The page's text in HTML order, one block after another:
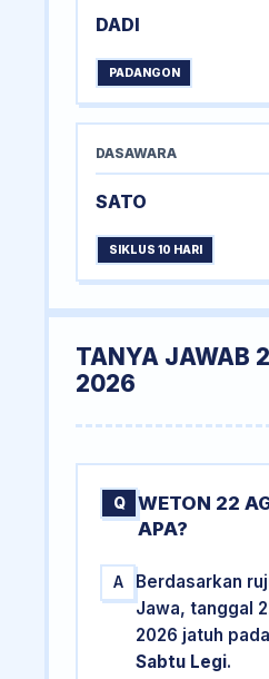
DADI
PADANGON
DASAWARA
SATO
SIKLUS 10 HARI
TANYA JAWAB
2026
Q
WETON 22
APA?
A
Berdasarkan
Jawa, tanggal
2026 jatuh
Sabtu Legi.